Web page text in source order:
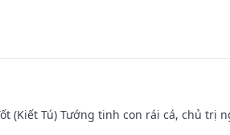
(Kiết Tú) Tướng tinh con rái cá, chủ trị